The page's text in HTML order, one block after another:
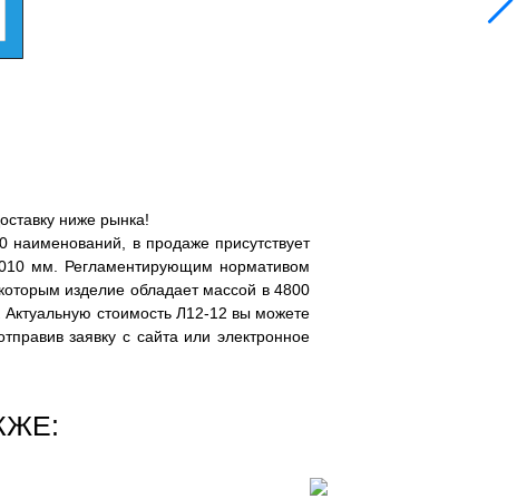
ниже рынка!
в продаже присутствует
мм. Регламентирующим нормативом
изделие обладает массой в 4800
Актуальную стоимость Л12-12 вы можете
отправив заявку с сайта или электронное